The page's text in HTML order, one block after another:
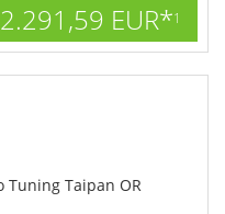
2.291,59 EUR*1